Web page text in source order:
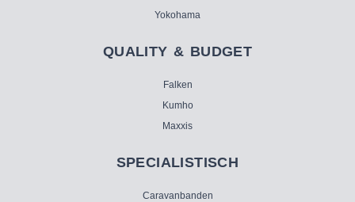
Yokohama
QUALITY & BUDGET
Falken
Kumho
Maxxis
SPECIALISTISCH
Caravanbanden